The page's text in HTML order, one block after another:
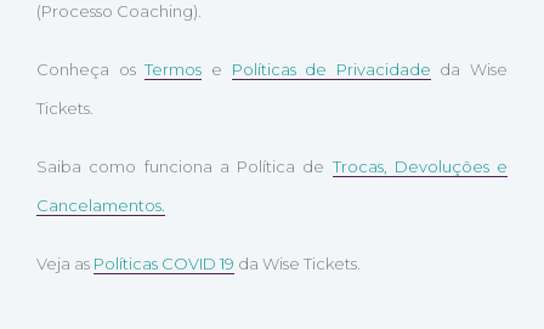
(Processo Coaching).
Conheça osTermos e Políticas de Privacidade da Wise
Tickets.
Saiba como funciona a Política de Trocas, Devoluções e
Cancelamentos.
Veja as Políticas COVID 19 da Wise Tickets.